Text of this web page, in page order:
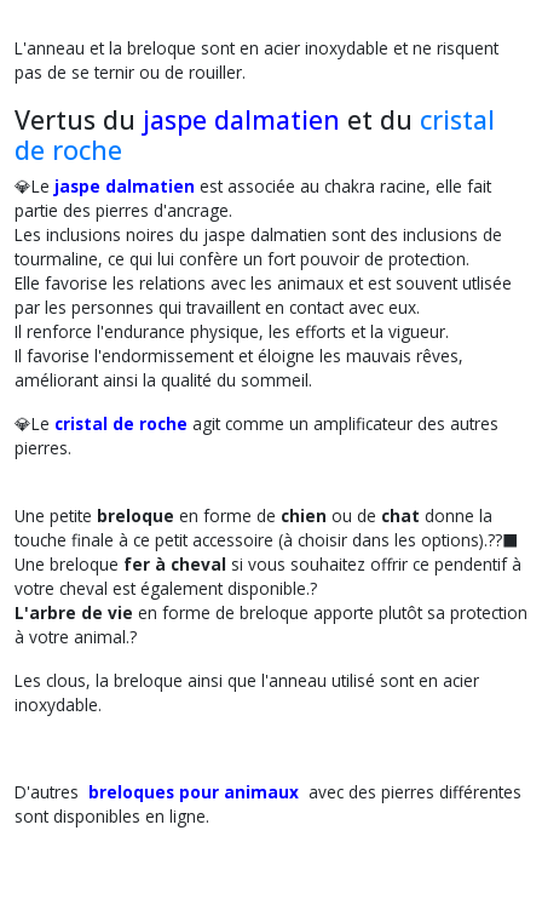
L'anneau et la breloque sont en acier inoxydable et ne risquent
pas de se ternir ou de rouiller.
Vertus du jaspe dalmatien et du cristal
de roche
💎Le jaspe dalmatien est associée au chakra racine, elle fait
partie des pierres d'ancrage.
Les inclusions noires du jaspe dalmatien sont des inclusions de
tourmaline, ce qui lui confère un fort pouvoir de protection.
Elle favorise les relations avec les animaux et est souvent utlisée
par les personnes qui travaillent en contact avec eux.
Il renforce l'endurance physique, les efforts et la vigueur.
Il favorise l'endormissement et éloigne les mauvais rêves,
améliorant ainsi la qualité du sommeil.
💎Le cristal de roche agit comme un amplificateur des autres
pierres.
Une petite breloque en forme de chien ou de chat donne la
touche finale à ce petit accessoire (à choisir dans les options).??‍⬛
Une breloque fer à cheval si vous souhaitez offrir ce pendentif à
votre cheval est également disponible.?
L'arbre de vie en forme de breloque apporte plutôt sa protection
à votre animal.?
Les clous, la breloque ainsi que l'anneau utilisé sont en acier
inoxydable.
D'autres breloques pour animaux avec des pierres différentes
sont disponibles en ligne.